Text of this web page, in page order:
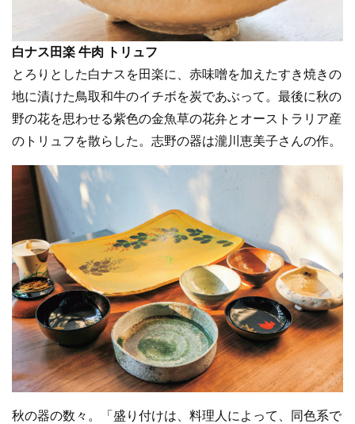
白ナス田楽 牛肉 トリュフ
とろりとした白ナスを田楽に、赤味噌を加えたすき焼きの
地に漬けた鳥取和牛のイチボを炭であぶって。最後に秋の
野の花を思わせる紫色の金魚草の花弁とオーストラリア産
のトリュフを散らした。志野の器は瀧川恵美子さんの作。
秋の器の数々。「盛り付けは、料理人によって、同色系で